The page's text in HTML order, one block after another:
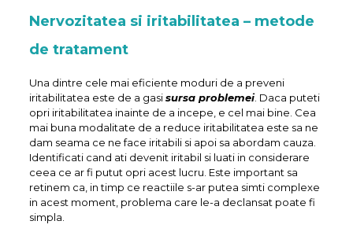
Nervozitatea si iritabilitatea – metode
de tratament
Una dintre cele mai eficiente moduri de a preveni
iritabilitatea este de a gasisursa problemei. Daca puteti
opri iritabilitatea inainte de a incepe, e cel mai bine. Cea
mai buna modalitate de a reduce iritabilitatea este sa ne
dam seama ce ne face iritabili si apoi sa abordam cauza.
Identificati cand ati devenit iritabil si luati in considerare
ceea ce ar fi putut opri acest lucru. Este important sa
retinem ca, in timp ce reactiile s-ar putea simti complexe
in acest moment, problema care le-a declansat poate fi
simpla.